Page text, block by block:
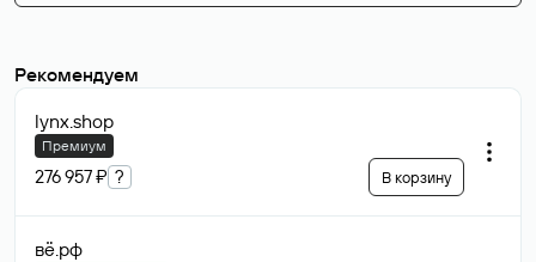
Рекомендуем
lynx.shop
Премиум
276 957 ₽ ? В корзину
вё.рф